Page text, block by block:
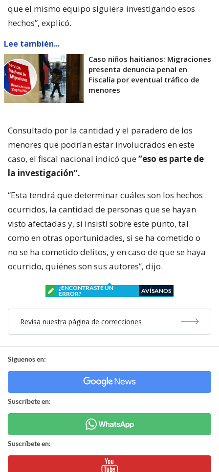
que el mismo equipo siguiera investigando esos
hechos”, explicó.
Lee también...
Caso niños haitianos: Migraciones
presenta denuncia penal en
Fiscalía por eventual tráfico de
menores
Consultado por la cantidad y el paradero de los
menores que podrían estar involucrados en este
caso, el fiscal nacional indicó que“eso es parte de
la investigación”.
“Esta tendrá que determinar cuáles son los hechos
ocurridos, la cantidad de personas que se hayan
visto afectadas y, si insistí sobre este punto, tal
como en otras oportunidades, si se ha cometido o
no se ha cometido delitos, y en caso de que se haya
ocurrido, quiénes son sus autores”, dijo.
¿ENCONTRASTE UN
ERROR?
AVÍSANOS
Revisa nuestra página de correcciones
Síguenos en:
Suscríbete en:
Suscríbete en: